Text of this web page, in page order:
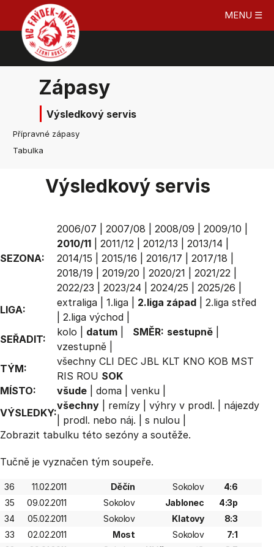
MENU ☰
Zápasy
Výsledkový servis
Přípravné zápasy
Tabulka
Výsledkový servis
SEZONA:
2006/07 2007/08 2008/09 2009/10
2010/11
2011/12 2012/13 2013/14
2014/15
2015/16 2016/17 2017/18
2018/19
2019/20 2020/21 2021/22
2022/23
2023/24 2024/25 2025/26
LIGA:
extraliga 1.liga 2.liga západ
2.liga střed
2.liga východ
SEŘADIT:
kolo datum SMĚR: sestupně
vzestupně
TÝM:
všechny CLI DEC JBL KLT KNO KOB MST
RIS ROU SOK
MÍSTO:
všude doma venku
VÝSLEDKY:
všechny remízy výhry v prodl.
nájezdy
prodl. nebo náj. s nulou
Zobrazit tabulku této sezóny a soutěže.
Tučně je vyznačen tým soupeře.
36 11.02.2011 Děčín Sokolov
4:6
35
09.02.2011 Sokolov Jablonec
4:3p
34
05.02.2011 Sokolov Klatovy
8:3
33
02.02.2011 Most Sokolov
7:1